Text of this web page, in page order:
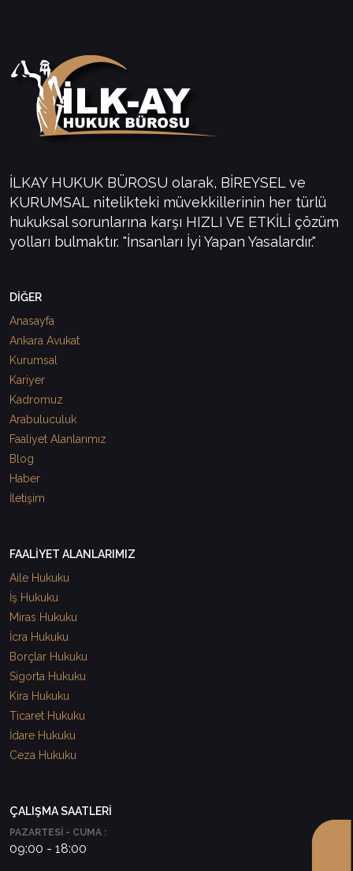
İLKAY HUKUK BÜROSU olarak, BİREYSEL ve
KURUMSAL nitelikteki müvekkillerinin her türlü
hukuksal sorunlarına karşı HIZLI VE ETKİLİ çözüm
yolları bulmaktır. "İnsanları İyi Yapan Yasalardır."
DİĞER
Anasayfa
Ankara Avukat
Kurumsal
Kariyer
Kadromuz
Arabuluculuk
Faaliyet Alanlarımız
Blog
Haber
İletişim
FAALİYET ALANLARIMIZ
Aile Hukuku
İş Hukuku
Miras Hukuku
İcra Hukuku
Borçlar Hukuku
Sigorta Hukuku
Kira Hukuku
Ticaret Hukuku
İdare Hukuku
Ceza Hukuku
ÇALIŞMA SAATLERİ
PAZARTESİ - CUMA :
09:00 - 18:00